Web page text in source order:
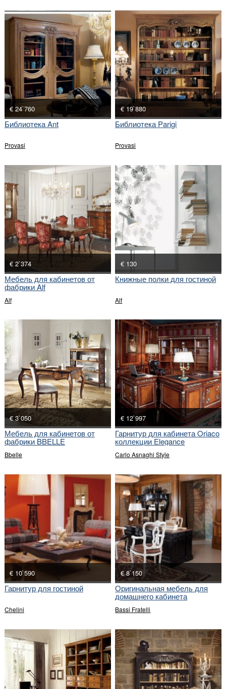
€ 24`760
Библиотека Ant
Provasi
€ 19`880
Библиотека Parigi
Provasi
€ 2`374
Мебель для кабинетов от
фабрики Alf
Alf
€ 130
Книжные полки для гостиной
Alf
€ 3`050
Мебель для кабинетов от
фабрики BBELLE
Bbelle
€ 12`997
Гарнитур для кабинета Oriaco
коллекции Elegance
Carlo Asnaghi Style
€ 10`590
Гарнитур для гостиной
Chelini
€ 8`150
Оригинальная мебель для
домашнего кабинета
Bassi Fratelli